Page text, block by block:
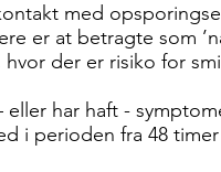
med
er at betragte som
der er risiko for
eller har haft -
i perioden fra 48